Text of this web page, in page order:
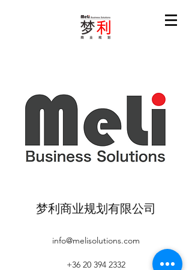
梦利商业规划有限公司
info@melisolutions.com
+36 20 394 2332